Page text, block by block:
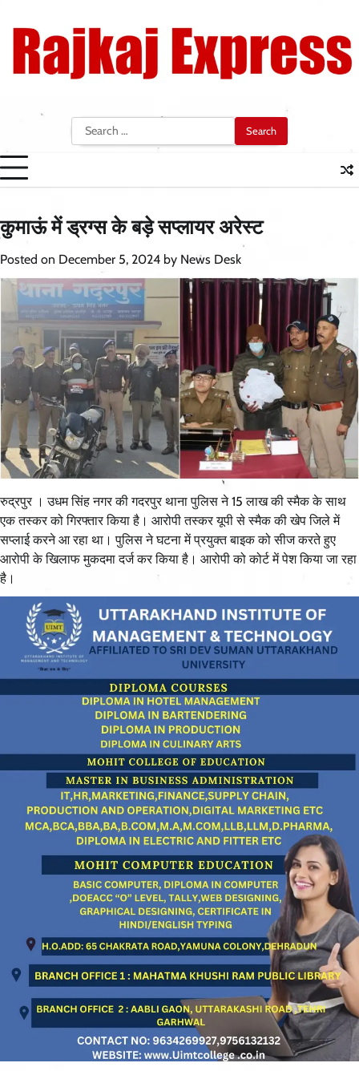
content
Search
for:
कुमाऊं में ड्रग्स के बड़े सप्लायर अरेस्ट
Posted on December 5, 2024 by News Desk
रुद्रपुर । उधम सिंह नगर की गदरपुर थाना पुलिस ने 15 लाख की स्मैक के साथ
एक तस्कर को गिरफ्तार किया है। आरोपी तस्कर यूपी से स्मैक की खेप जिले में
सप्लाई करने आ रहा था। पुलिस ने घटना में प्रयुक्त बाइक को सीज करते हुए
आरोपी के खिलाफ मुकदमा दर्ज कर किया है। आरोपी को कोर्ट में पेश किया जा रहा
है।